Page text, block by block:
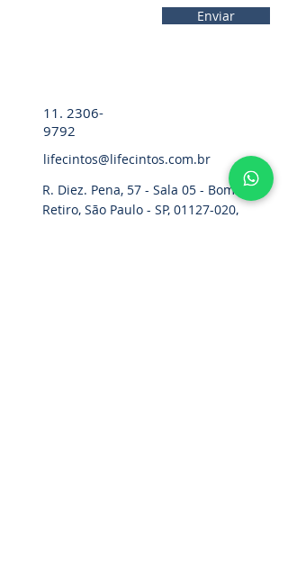
Enviar
11. 2306-
9792
lifecintos@lifecintos.com.br
R. Diez. Pena, 57 - Sala 05 - Bom
Retiro, São Paulo - SP, 01127-020,